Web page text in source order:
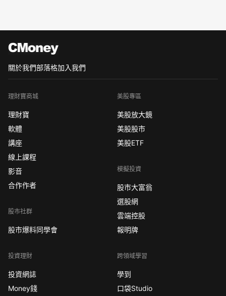
關於我們部落格加入我們
理財寶商城
理財寶
軟體
講座
線上課程
影音
合作作者
股市社群
股市爆料同學會
投資理財
投資網誌
Money錢
美股專區
美股放大鏡
美股股市
美股ETF
模擬投資
股市大富翁
選股網
雲端控股
報明牌
跨領域學習
學到
口袋Studio